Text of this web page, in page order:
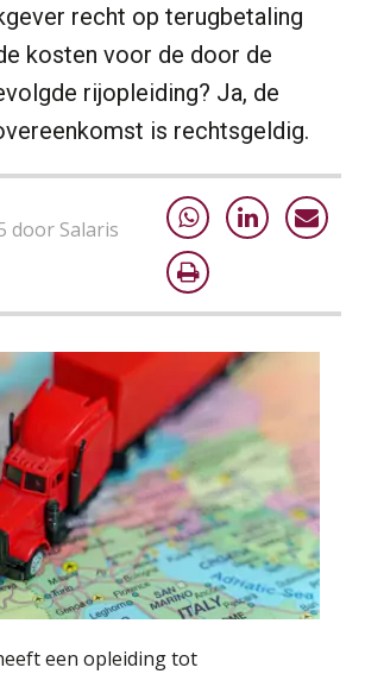
recht op terugbetaling
kosten voor de door de
rijopleiding? Ja, de
is rechtsgeldig.
door Salaris
een opleiding tot